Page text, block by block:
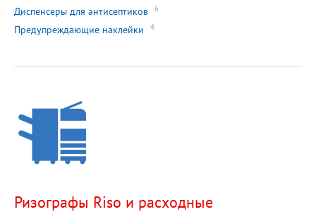
Диспенсеры для антисептиков 6
Предупреждающие наклейки 4
Ризографы Riso и расходные